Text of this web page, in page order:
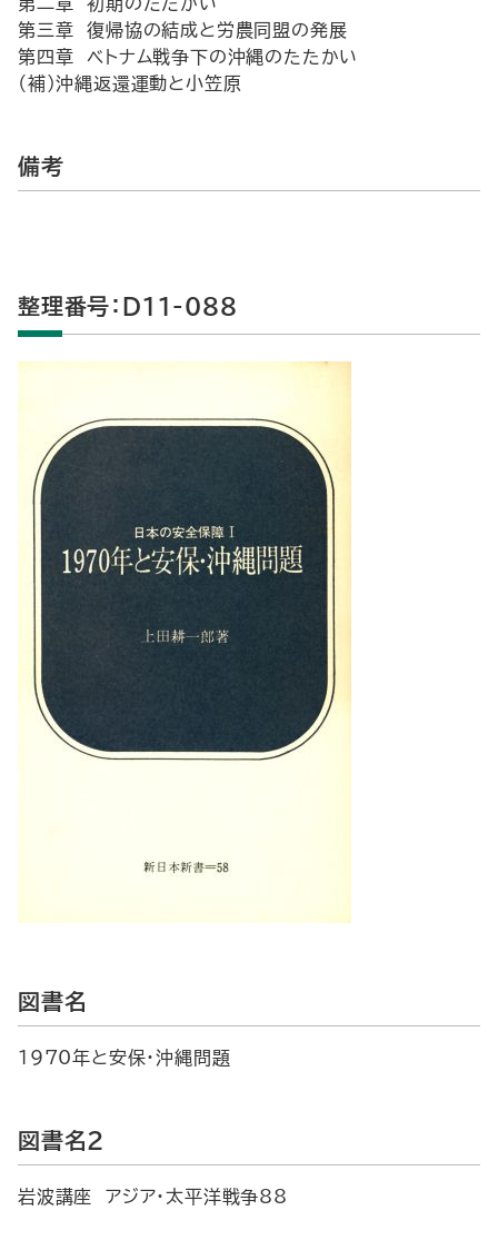
第三章 復帰協の結成と労農同盟の発展
第四章 ベトナム戦争下の沖縄のたたかい
（補）沖縄返還運動と小笠原
備考
整理番号：D11-088
図書名
1970年と安保・沖縄問題
図書名2
岩波講座 アジア・太平洋戦争88